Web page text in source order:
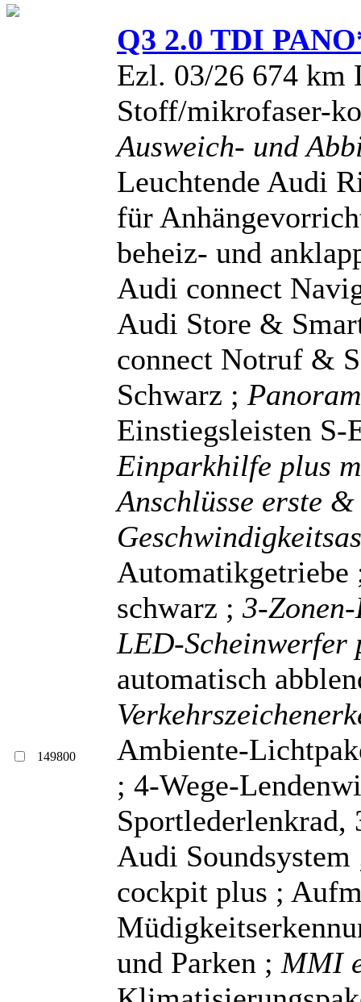
149800
Q3 2.0 TDI
Ezl. 03/26 674 km
Stoff/mikrofaser-
Ausweich- und
Leuchtende Audi
für
beheiz- und
Audi connect
Audi Store &
connect Notruf &
Schwarz ;
Einstiegsleisten S-
Einparkhilfe plus
Anschlüsse erste
schwarz ; 3-
LED-Scheinwerfer
automatisch
Ambiente-
; 4-Wege-
Sportlederlenkrad,
Audi
cockpit plus ;
und Parken ; MMI